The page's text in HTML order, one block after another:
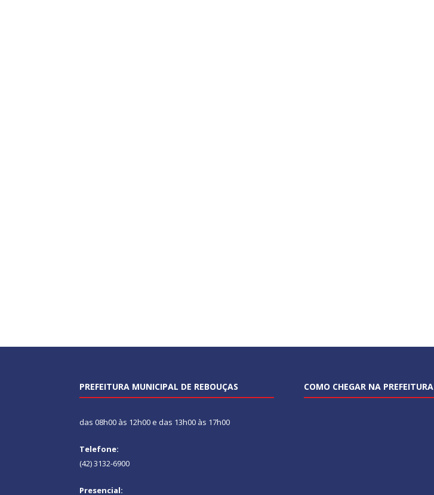
PREFEITURA MUNICIPAL DE REBOUÇAS
das 08h00 às 12h00 e das 13h00 às 17h00
Telefone:
(42) 3132-6900
Presencial:
COMO CHEGAR NA PREFEITURA